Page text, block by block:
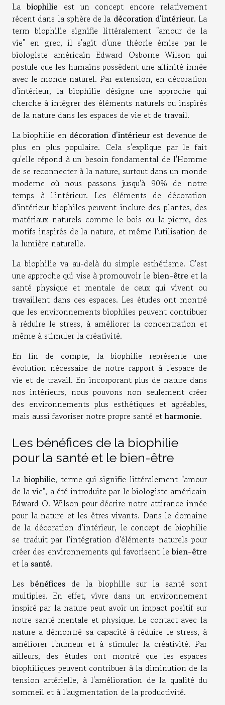
La biophilie est un concept encore relativement
récent dans la sphère de la décoration d'intérieur. La
term biophilie signifie littéralement "amour de la
vie" en grec, il s'agit d'une théorie émise par le
biologiste américain Edward Osborne Wilson qui
postule que les humains possèdent une affinité innée
avec le monde naturel. Par extension, en décoration
d'intérieur, la biophilie désigne une approche qui
cherche à intégrer des éléments naturels ou inspirés
de la nature dans les espaces de vie et de travail.
La biophilie en décoration d'intérieurest devenue de
plus en plus populaire. Cela s'explique par le fait
qu'elle répond à un besoin fondamental de l'Homme
de se reconnecter à la nature, surtout dans un monde
moderne où nous passons jusqu'à 90% de notre
temps à l'intérieur. Les éléments de décoration
d'intérieur biophiles peuvent inclure des plantes, des
matériaux naturels comme le bois ou la pierre, des
motifs inspirés de la nature, et même l'utilisation de
la lumière naturelle.
La biophilie va au-delà du simple esthétisme. C'est
une approche qui vise à promouvoir le bien-être et la
santé physique et mentale de ceux qui vivent ou
travaillent dans ces espaces. Les études ont montré
que les environnements biophiles peuvent contribuer
à réduire le stress, à améliorer la concentration et
même à stimuler la créativité.
En fin de compte, la biophilie représente une
évolution nécessaire de notre rapport à l'espace de
vie et de travail. En incorporant plus de nature dans
nos intérieurs, nous pouvons non seulement créer
des environnements plus esthétiques et agréables,
mais aussi favoriser notre propre santé etharmonie.
Les bénéfices de la biophilie
pour la santé et le bien-être
La biophilie, terme qui signifie littéralement "amour
de la vie", a été introduite par le biologiste américain
Edward O. Wilson pour décrire notre attirance innée
pour la nature et les êtres vivants. Dans le domaine
de la décoration d'intérieur, le concept de biophilie
se traduit par l'intégration d'éléments naturels pour
créer des environnements qui favorisent le bien-être
et lasanté.
Les bénéfices de la biophilie sur la santé sont
multiples. En effet, vivre dans un environnement
inspiré par la nature peut avoir un impact positif sur
notre santé mentale et physique. Le contact avec la
nature a démontré sa capacité à réduire le stress, à
améliorer l'humeur et à stimuler la créativité. Par
ailleurs, des études ont montré que les espaces
biophiliques peuvent contribuer à la diminution de la
tension artérielle, à l'amélioration de la qualité du
sommeil et à l'augmentation de la productivité.